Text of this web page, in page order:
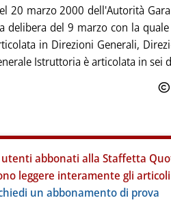
20 marzo 2000 dell'Autorità
delibera del 9 marzo con la
in Direzioni Generali,
Istruttoria è articolata in sei
utenti abbonati alla Staffetta
leggere interamente gli
un abbonamento di prova